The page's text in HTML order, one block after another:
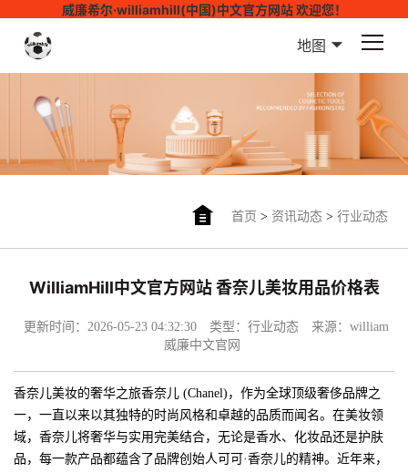
威廉希尔·williamhill(中国)中文官方网站 欢迎您！
地图
首页 > 资讯动态> 行业动态
WilliamHill中文官方网站 香奈儿美妆用品价格表
更新时间：2026-05-23 04:32:30 类型：行业动态
来源：william
威廉中文官网
香奈儿美妆的奢华之旅香奈儿 (Chanel)，作为全球顶级奢侈品牌之
一，一直以来以其独特的时尚风格和卓越的品质而闻名。在美妆领
域，香奈儿将奢华与实用完美结合，无论是香水、化妆品还是护肤
品，每一款产品都蕴含了品牌创始人可可·香奈儿的精神。近年来，